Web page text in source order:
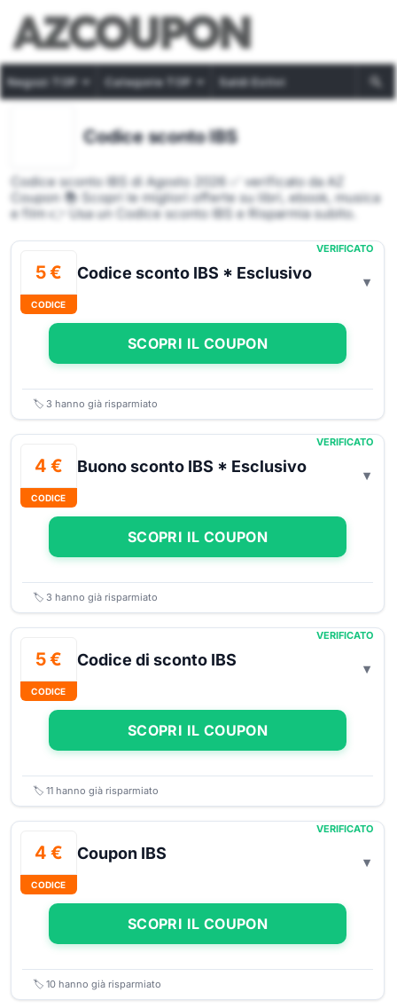
Negozi TOP Categorie TOP Saldi Estivi
Codice sconto IBS
Codice sconto IBS di Agosto 2026 ✅ verificato da AZ
Coupon 📚 Scopri le migliori offerte su libri, ebook, musica
e film 👉 Usa un Codice sconto IBS e Risparmia subito.
5 €
CODICE
VERIFICATO
Codice sconto IBS * Esclusivo
SCOPRI IL COUPON
🏷️ 3 hanno già risparmiato
4 €
CODICE
VERIFICATO
Buono sconto IBS * Esclusivo
SCOPRI IL COUPON
🏷️ 3 hanno già risparmiato
5 €
CODICE
VERIFICATO
Codice di sconto IBS
SCOPRI IL COUPON
🏷️ 11 hanno già risparmiato
4 €
CODICE
VERIFICATO
Coupon IBS
SCOPRI IL COUPON
🏷️ 10 hanno già risparmiato